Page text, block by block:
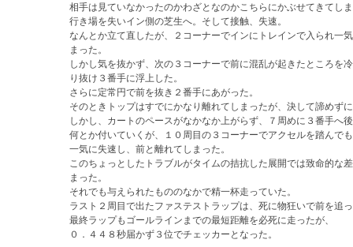
相手は見ていなかったのかわざとなのかこちらにかぶせてきてし
行き場を失いイン側の芝生へ。そして接触、失速。
なんとか立て直したが、２コーナーでインにトレインで入られ一
まった。
しかし気を抜かず、次の３コーナーで前に混乱が起きたところを
り抜け３番手に浮上した。
さらに定常円で前を抜き２番手にあがった。
そのときトップはすでにかなり離れてしまったが、決して諦めず
しかし、カートのペースがなかなか上がらず、７周めに３番手へ
何とか付いていくが、１０周目の３コーナーでアクセルを踏んで
一気に失速し、前と離れてしまった。
このちょっとしたトラブルがタイムの拮抗した展開では致命的な
まった。
それでも与えられたもののなかで精一杯走っていた。
ラスト２周目で出たファステストラップは、死に物狂いで前を追
最終ラップもゴールラインまでの最短距離を必死に走ったが、
０．４４８秒届かず３位でチェッカーとなった。